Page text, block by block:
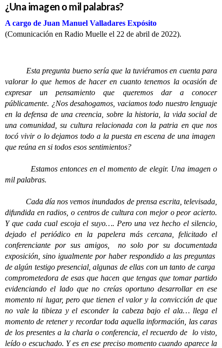
¿Una imagen o mil palabras?
A cargo de Juan Manuel Valladares Expósito
(Comunicación en Radio Muelle el 22 de abril de 2022).
Esta pregunta bueno sería que la tuviéramos en cuenta para
valorar lo que hemos de hacer en cuanto tenemos la ocasión de
expresar un pensamiento que queremos dar a conocer
públicamente. ¿Nos desahogamos, vaciamos todo nuestro lenguaje
en la defensa de una creencia, sobre la historia, la vida social de
una comunidad, su cultura relacionada con la patria en que nos
tocó vivir o lo dejamos todo a la puesta en escena de una imagen
que reúna en si todos esos sentimientos?
Estamos entonces en el momento de elegir. Una imagen o
mil palabras.
Cada día nos vemos inundados de prensa escrita, televisada,
difundida en radios, o centros de cultura con mejor o peor acierto.
Y que cada cual escoja el suyo…. Pero una vez hecho el silencio,
dejado el periódico en la papelera más cercana, felicitado el
conferenciante por sus amigos, no solo por su documentada
exposición, sino igualmente por haber respondido a las preguntas
de algún testigo presencial, algunas de ellas con un tanto de carga
comprometedora de esas que hacen que tengas que tomar partido
evidenciando el lado que no creías oportuno desarrollar en ese
momento ni lugar, pero que tienen el valor y la convicción de que
no vale la tibieza y el esconder la cabeza bajo el ala… llega el
momento de retener y recordar toda aquella información, las caras
de los presentes a la charla o conferencia, el recuerdo de lo visto,
leído o escuchado. Y es en ese preciso momento cuando aparece la